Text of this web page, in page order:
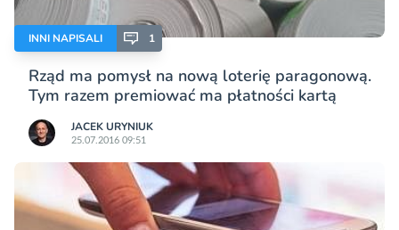
INNI NAPISALI 1
Rząd ma pomysł na nową loterię paragonową.
Tym razem premiować ma płatności kartą
JACEK URYNIUK
25.07.2016 09:51